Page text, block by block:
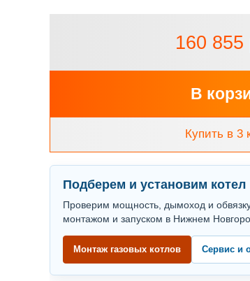
160 855
В
Купить в 3
Подберем и установим котел
Проверим мощность, дымоход и
монтажом и запуском в Нижнем
Монтаж газовых котлов Сервис и